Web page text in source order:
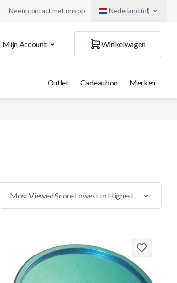
Neem contact met ons op Nederland (nl)
Mijn Account
Winkelwagen
Outlet Cadeaubon Merken